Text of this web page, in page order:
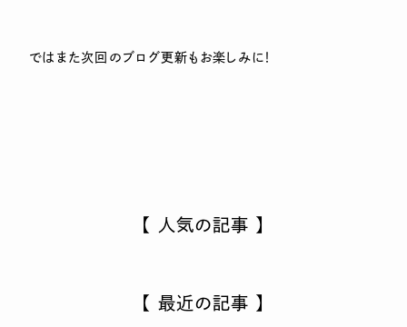
ではまた次回のブログ更新もお楽しみに！
【 人気の記事 】
【 最近の記事 】